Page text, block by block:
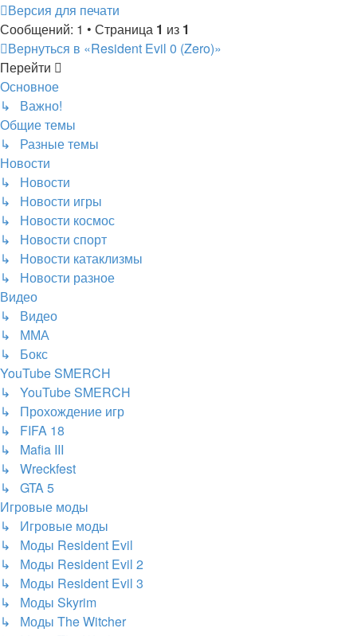
Версия для печати
Сообщений: 1 • Страница 1 из 1
Вернуться в «Resident Evil 0 (Zero)»
Перейти
Основное
↳ Важно!
Общие темы
↳ Разные темы
Новости
↳ Новости
↳ Новости игры
↳ Новости космос
↳ Новости спорт
↳ Новости катаклизмы
↳ Новости разное
Видео
↳ Видео
↳ ММА
↳ Бокс
YouTube SMERCH
↳ YouTube SMERCH
↳ Прохождение игр
↳ FIFA 18
↳ Mafia III
↳ Wreckfest
↳ GTA 5
Игровые моды
↳ Игровые моды
↳ Моды Resident Evil
↳ Моды Resident Evil 2
↳ Моды Resident Evil 3
↳ Моды Skyrim
↳ Моды The Witcher